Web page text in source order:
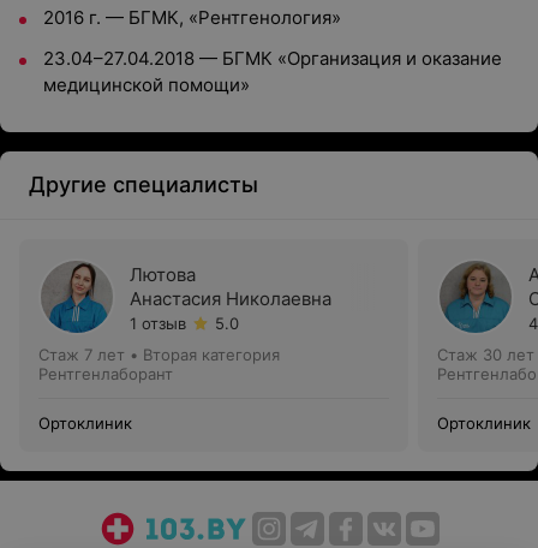
2016 г. — БГМК, «Рентгенология»
23.04–27.04.2018 — БГМК «Организация и оказание
медицинской помощи»
Другие специалисты
Лютова
Анастасия Николаевна
1 отзыв
5.0
Стаж 7 лет • Вторая категория
Рентгенлаборант
Ортоклиник
Стаж 30 лет
Ортоклиник